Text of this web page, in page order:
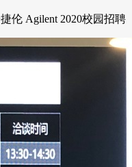
伦 Agilent 2020校园招聘